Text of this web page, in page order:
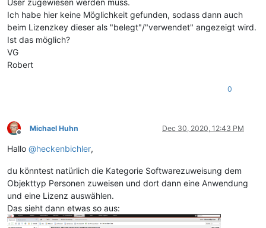
Ich habe hier keine Möglichkeit gefunden, sodass dann auch
beim Lizenzkey dieser als "belegt"/"verwendet" angezeigt wird.
Ist das möglich?
VG
Robert
0
Offline
Michael Huhn Dec 30, 2020, 12:43 PM
Hallo @heckenbichler,
du könntest natürlich die Kategorie Softwarezuweisung dem
Objekttyp Personen zuweisen und dort dann eine Anwendung
und eine Lizenz auswählen.
Das sieht dann etwas so aus: